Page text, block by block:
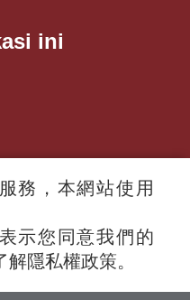
ini
International).
務，本網站使用
示您同意我們的
解隱私權政策。